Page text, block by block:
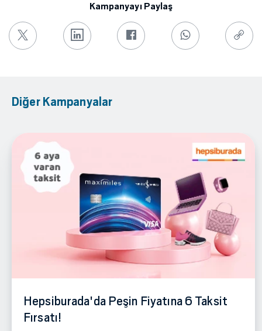
Kampanyayı Paylaş
Diğer Kampanyalar
Hepsiburada'da Peşin Fiyatına 6 Taksit
Fırsatı!